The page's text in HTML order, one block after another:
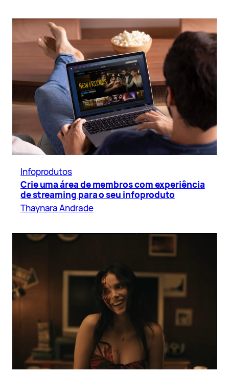
Infoprodutos
Crie uma área de membros com experiência
de streaming para o seu infoproduto
Thaynara Andrade